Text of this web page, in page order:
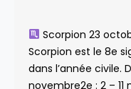
Scorpion 23
Scorpion est le 8e
dans l’année civile.
novembre2e : 2 – 11